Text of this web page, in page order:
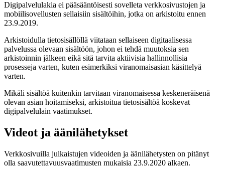
Digipalvelulakia ei pääsääntöisesti sovelleta verkkosivustojen ja
mobiilisovellusten sellaisiin sisältöihin, jotka on arkistoitu ennen
23.9.2019.
Arkistoidulla tietosisällöllä viitataan sellaiseen digitaalisessa
palvelussa olevaan sisältöön, johon ei tehdä muutoksia sen
arkistoinnin jälkeen eikä sitä tarvita aktiivisia hallinnollisia
prosesseja varten, kuten esimerkiksi viranomaisasian käsittelyä
varten.
Mikäli sisältöä kuitenkin tarvitaan viranomaisessa keskeneräisenä
olevan asian hoitamiseksi, arkistoitua tietosisältöä koskevat
digipalvelulain vaatimukset.
Videot ja äänilähetykset
Verkkosivuilla julkaistujen videoiden ja äänilähetysten on pitänyt
olla saavutettavuusvaatimusten mukaisia 23.9.2020 alkaen.